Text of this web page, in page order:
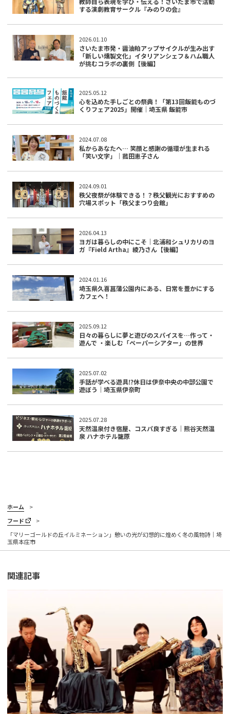
する演劇教育サークル『みのりの会』
2026.01.10
さいたま市発・醤油粕アップサイクルが生み出す
「新しい燻製文化」イタリアンシェフ＆ハム職人
が挑むコラボの裏側【後編】
2025.05.12
心を込めた手しごとの祭典！「第13回飯能ものづ
くりフェア2025」開催｜埼玉県 飯能市
2024.07.08
私からあなたへ… 笑顔と感謝の循環が生まれる
「笑い文字」｜菰田恵子さん
2024.09.01
秩父夜祭が体験できる！？秩父観光におすすめの
穴場スポット「秩父まつり会館」
2026.04.13
ヨガは暮らしの中にこそ｜北浦和シュリカリのヨ
ガ『Field Artha』綾乃さん【後編】
2024.01.16
埼玉県久喜菖蒲公園内にある、日常を豊かにする
カフェへ！
2025.09.12
日々の暮らしに夢と遊びのスパイスを…作って・
遊んで ・楽しむ「ペーパーシアター」の世界
2025.07.02
手話が学べる遊具⁉︎休日は伊奈中央の中部公園で
遊ぼう｜埼玉県伊奈町
2025.07.28
天然温泉付き宿屋、コスパ良すぎる｜熊谷天然温
泉 ハナホテル籠原
ホーム
フード
「マリーゴールドの丘イルミネーション」憩いの光が幻想的に煌めく冬の風物詩｜埼
玉県本庄市
関連記事